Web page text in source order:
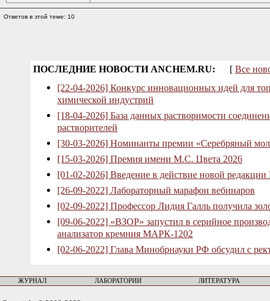
Ответов в этой теме: 10
ПОСЛЕДНИЕ НОВОСТИ ANCHEM.RU: [ Все
[22-04-2026] Конкурс инновационных идей для
химической индустрий
[18-04-2026] База данных растворимости
растворителей
[30-03-2026] Номинанты премии «Серебряный
[15-03-2026] Премия имени М.С. Цвета 2026
[01-02-2026] Введение в действие новой
[26-09-2022] Лабораторный марафон вебинаров
[02-09-2022] Профессор Лидия Галль получила
[09-06-2022] «ВЗОР» запустил в серийное
анализатор кремния МАРК-1202
[02-06-2022] Глава Минобрнауки РФ обсудил с
ЖУРНАЛ ЛАБОРАТОРИИ ЛИТЕРАТУРА